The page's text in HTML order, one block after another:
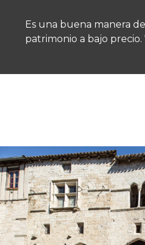
Es una buena manera
patrimonio a bajo precio.